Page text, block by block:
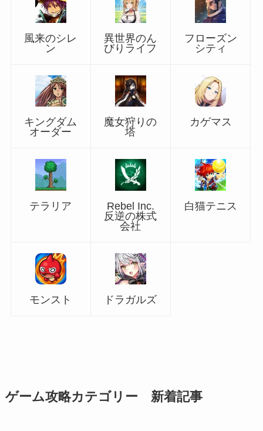
風来のシレ
ン
異世界のん
びりライフ
フローズン
シティ
キングダム
オーダー
魔女狩りの
塔
カゲマス
テラリア
Rebel Inc.
反逆の株式
会社
白猫テニス
モンスト ドラガルズ
ゲーム攻略カテゴリー 新着記事